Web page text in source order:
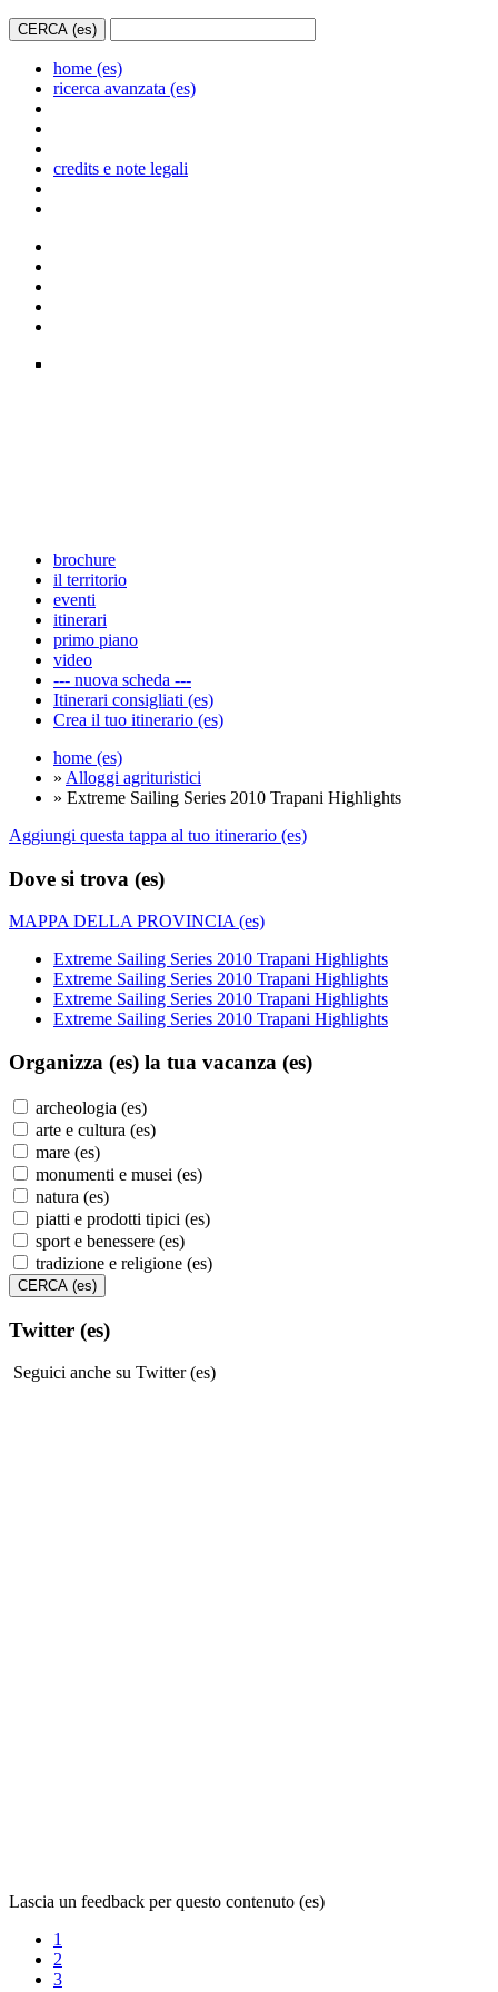
home (es)
ricerca avanzata (es)
credits e note legali
brochure
il territorio
eventi
itinerari
primo piano
video
--- nuova scheda ---
Itinerari consigliati (es)
Crea il tuo itinerario (es)
home (es)
» Alloggi agrituristici
» Extreme Sailing Series 2010 Trapani Highlights
Aggiungi questa tappa al tuo itinerario (es)
Dove si trova (es)
MAPPA DELLA PROVINCIA (es)
Extreme Sailing Series 2010 Trapani Highlights
Extreme Sailing Series 2010 Trapani Highlights
Extreme Sailing Series 2010 Trapani Highlights
Extreme Sailing Series 2010 Trapani Highlights
Organizza (es) la tua vacanza (es)
archeologia (es)
arte e cultura (es)
mare (es)
monumenti e musei (es)
natura (es)
piatti e prodotti tipici (es)
sport e benessere (es)
tradizione e religione (es)
Twitter (es)
Seguici anche su Twitter (es)
Lascia un feedback per questo contenuto (es)
1
2
3